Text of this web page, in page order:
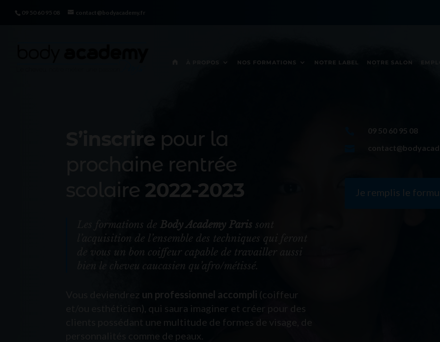
09 50 60 95 08 contact@bodyacademy.fr
À PROPOS NOS FORMATIONS NOTRE LABEL NOTRE SALON
S’inscrire pour la
prochaine rentrée
scolaire 2022-2023
Les formations deBody Academy Paris sont
l’acquisition de l’ensemble des techniques qui feront
de vous un bon coiffeur capable de travailler aussi
bien le cheveu caucasien qu’afro/métissé.
Vous deviendrez un professionnel accompli (coiffeur
et/ou esthéticien), qui saura imaginer et créer pour des
clients possédant une multitude de formes de visage, de
personnalités comme de peaux.
09 50 60 95 08
Je remplis le